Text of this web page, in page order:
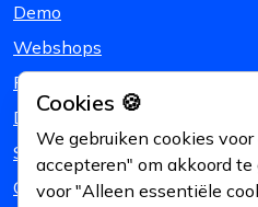
Cookies 🍪
We gebruiken cookies
accepteren" om akkoord
voor "Alleen essentiële
Demo
Webshops
Prijzen
Downloads
Support
Over Ons